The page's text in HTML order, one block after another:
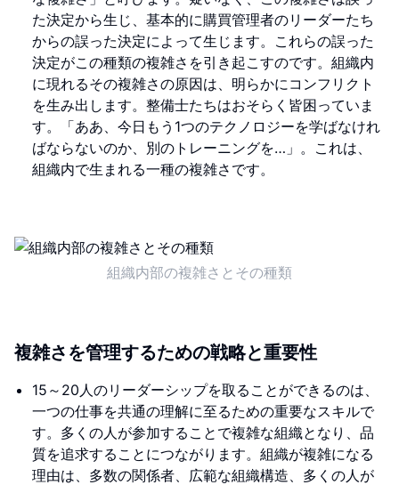
た決定から生じ、基本的に購買管理者のリーダーたち
からの誤った決定によって生じます。これらの誤った
決定がこの種類の複雑さを引き起こすのです。組織内
に現れるその複雑さの原因は、明らかにコンフリクト
を生み出します。整備士たちはおそらく皆困っていま
す。「ああ、今日もう1つのテクノロジーを学ばなけれ
ばならないのか、別のトレーニングを…」。これは、
組織内で生まれる一種の複雑さです。
組織内部の複雑さとその種類
複雑さを管理するための戦略と重要性
15～20人のリーダーシップを取ることができるのは、
一つの仕事を共通の理解に至るための重要なスキルで
す。多くの人が参加することで複雑な組織となり、品
質を追求することにつながります。組織が複雑になる
理由は、多数の関係者、広範な組織構造、多くの人が